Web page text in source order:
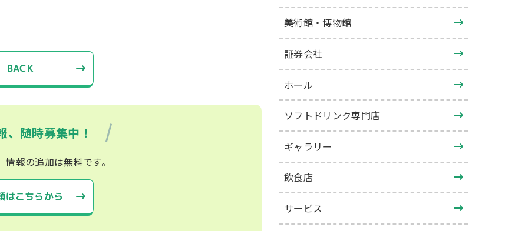
BACK
、随時募集中！
報の追加は無料です。
はこちらから
美術館・博物館
証券会社
ホール
ソフトドリンク専門店
ギャラリー
飲食店
サービス